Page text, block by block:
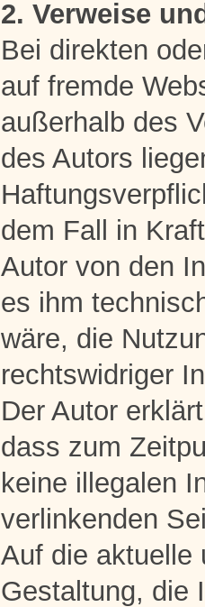
2. Verweise
Bei direkten
auf fremde
außerhalb des
des Autors
dem Fall in
Autor von den
es ihm
wäre, die
rechtswidriger
Der Autor
dass zum
keine illegalen
verlinkenden
Auf die aktuelle
Gestaltung, die